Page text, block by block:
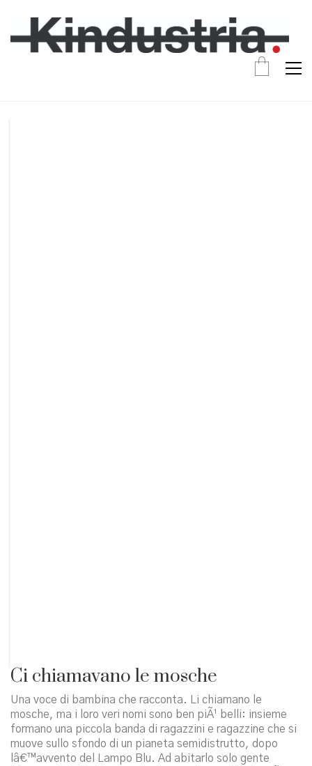
Ci chiamavano le mosche
Una voce di bambina che racconta. Li chiamano le
mosche, ma i loro veri nomi sono ben piÃ¹ belli: insieme
formano una piccola banda di ragazzini e ragazzine che si
muove sullo sfondo di un pianeta semidistrutto, dopo
lâ€™avvento del Lampo Blu. Ad abitarlo solo gente